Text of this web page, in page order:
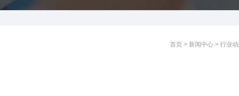
首页 > 新闻中心 > 行业